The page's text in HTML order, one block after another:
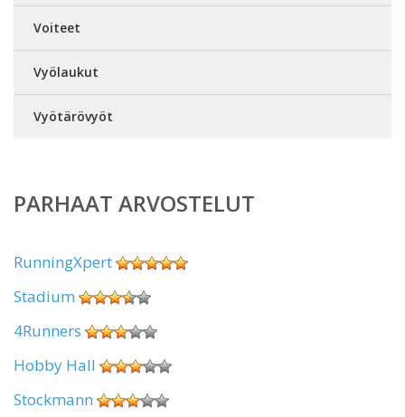
Voiteet
Vyölaukut
Vyötärövyöt
PARHAAT ARVOSTELUT
RunningXpert
Stadium
4Runners
Hobby Hall
Stockmann